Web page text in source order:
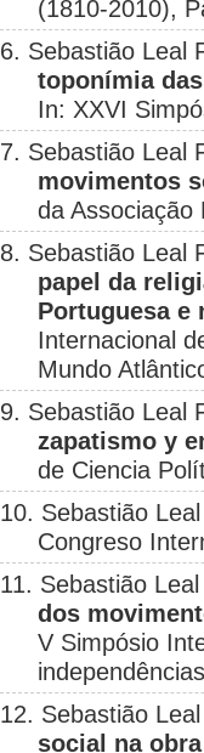
(1810-2010),
6. Sebastião Leal
toponímia
In: XXVI
7. Sebastião Leal
movimentos
da Associação
8. Sebastião Leal
papel da
Portuguesa e
Internacional
Mundo
9. Sebastião Leal
zapatismo y
de Ciencia
10. Sebastião
Congreso
11. Sebastião
dos
V Simpósio
12. Sebastião
social na